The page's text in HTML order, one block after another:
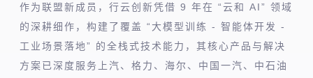
作为联盟新成员，行云创新凭借 9 年在 “云和 AI” 领域
的深耕细作，构建了覆盖 “大模型训练 - 智能体开发 -
工业场景落地” 的全栈式技术能力，其核心产品与解决
方案已深度服务上汽、格力、海尔、中国一汽、中石油